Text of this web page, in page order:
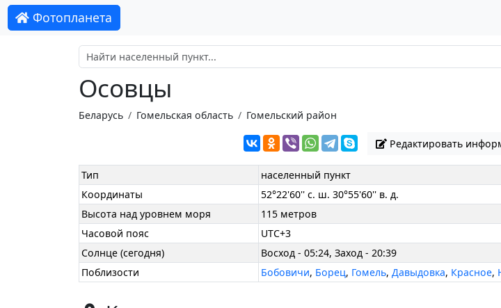
Фотопланета
Осовцы
Беларусь Гомельская область Гомельский район
Редактировать
Тип
населенный пункт
Координаты
52°22'60'' с. ш. 30°55'60'' в. д.
Высота над уровнем моря
115 метров
Часовой пояс
UTC+3
Солнце (сегодня)
Восход - 05:24, Заход - 20:39
Поблизости
Бобовичи, Борец, Гомель,Давыдовка, Красное,